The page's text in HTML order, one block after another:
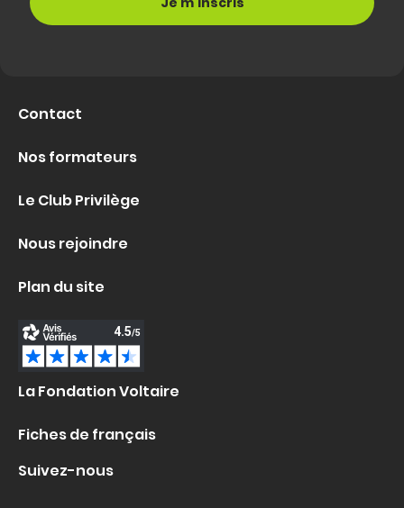
Contact
Nos formateurs
Le Club Privilège
Nous rejoindre
Plan du site
La Fondation Voltaire
Fiches de français
Suivez-nous